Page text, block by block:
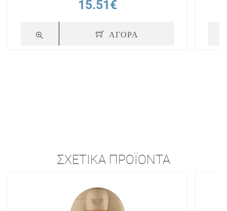
15.51€
ΑΓΟΡΑ
ΣΧΕΤΙΚΆ ΠΡΟΪΌΝΤΑ